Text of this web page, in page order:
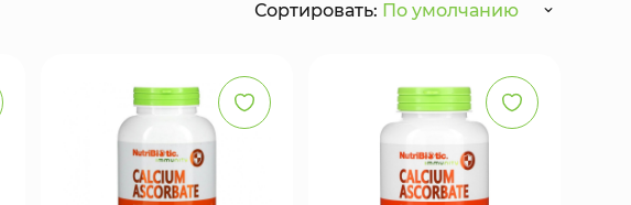
Сортировать: По умолчанию